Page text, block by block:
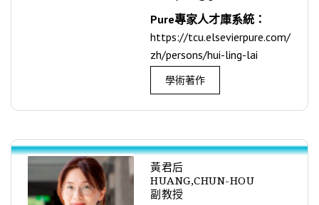
Pure專家人才庫系統：
https://tcu.elsevierpure.com/
zh/persons/hui-ling-lai
學術著作
黃君后
HUANG,CHUN-HOU
副教授